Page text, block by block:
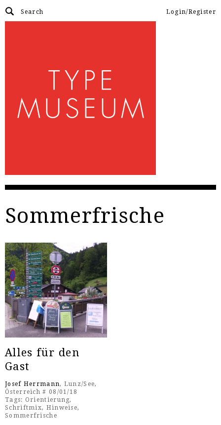
Login/Register
Sommerfrische
Alles für den
Gast
Josef Herrmann, Lunz/See,
Österreich # 08/01/18
Tags: Orientierung,
Schriftmix, Hinweise,
Sommerfrische